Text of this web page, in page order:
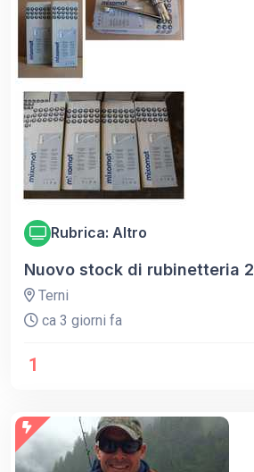
Rubrica: Altro
Nuovo stock di rubinetteria
Terni
ca 3 giorni fa
1